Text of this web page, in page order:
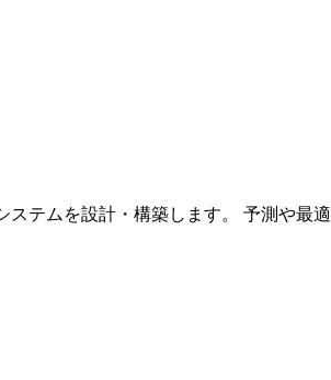
テムを設計・構築します。 予測や最